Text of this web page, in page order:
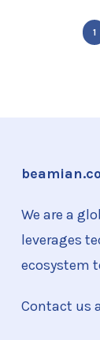
1
We are a
leverages
ecosystem
Contact us